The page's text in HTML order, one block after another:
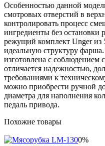
Особенностью данной
смотровых отверстий в
контролировать процесс
ингредиенты без остановки
режущий комплект Unger из
идеальную структуру
изготовлена с соблюдением
отличается надежностью,
требованиями к
можно приобрести ручной
диаметра для наполнения
педаль привода.
Похожие товары
0%